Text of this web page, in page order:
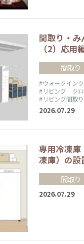
間取り・み
（2）応
間取り
#ウォークイン
#リビング クロ
#リビング間取り
2026.07.29
専用冷凍庫
凍庫）の
間取り
2026.07.29